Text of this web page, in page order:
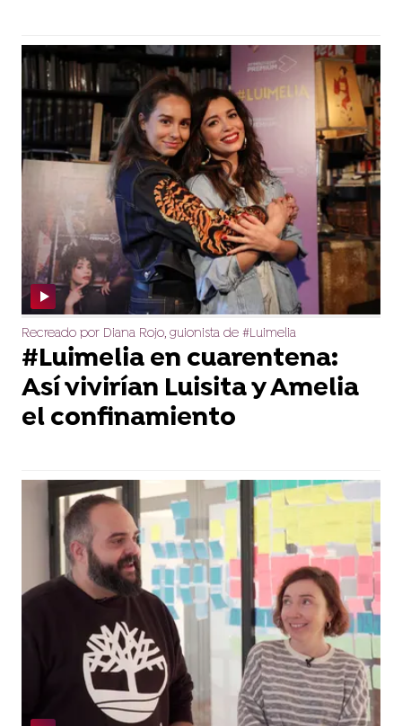
Recreado por Diana Rojo, guionista de #Luimelia
#Luimelia en cuarentena:
Así vivirían Luisita y Amelia
el confinamiento